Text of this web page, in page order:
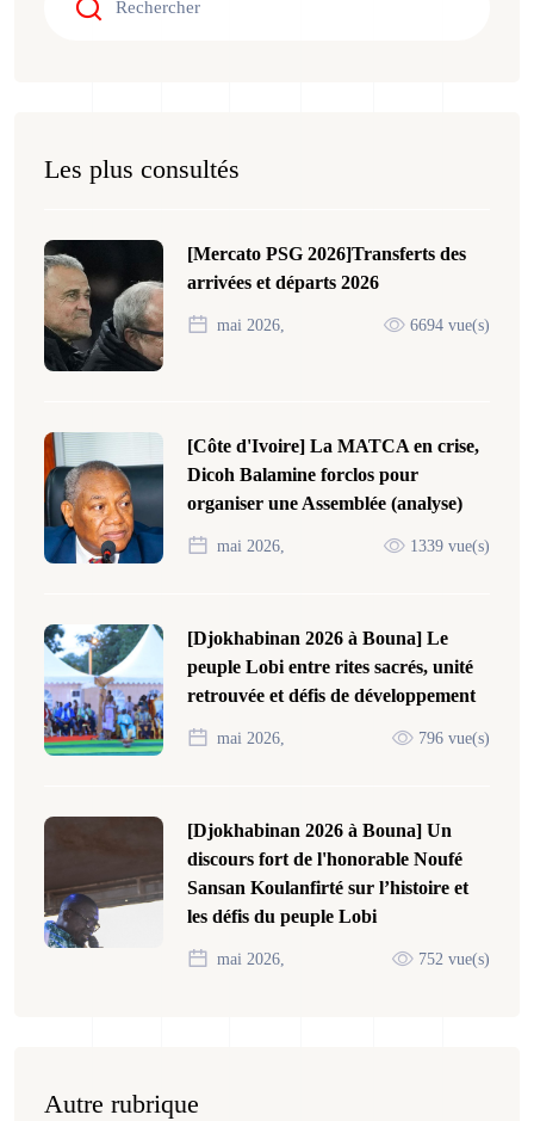
Les plus consultés
[Mercato PSG 2026]Transferts des
arrivées et départs 2026
mai 2026, 6694 vue(s)
[Côte d'Ivoire] La MATCA en crise,
Dicoh Balamine forclos pour
organiser une Assemblée (analyse)
mai 2026, 1339 vue(s)
[Djokhabinan 2026 à Bouna] Le
peuple Lobi entre rites sacrés, unité
retrouvée et défis de développement
mai 2026, 796 vue(s)
[Djokhabinan 2026 à Bouna] Un
discours fort de l'honorable Noufé
Sansan Koulanfirté sur l’histoire et
les défis du peuple Lobi
mai 2026, 752 vue(s)
Autre rubrique